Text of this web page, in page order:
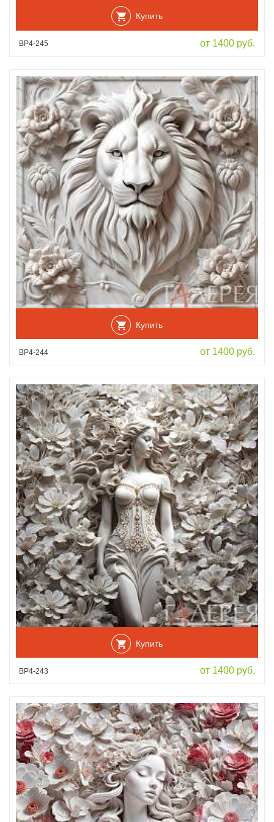
Купить
ВР4-245 от 1400 руб.
Купить
ВР4-244 от 1400 руб.
Купить
ВР4-243 от 1400 руб.